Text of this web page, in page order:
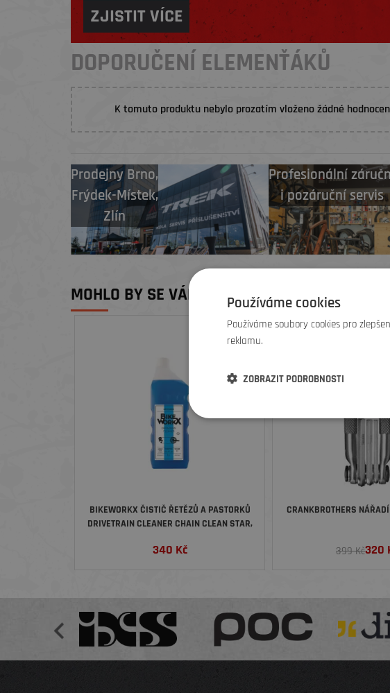
ZJISTIT VÍCE
DOPORUČENÍ ELEMENŤÁKŮ
K tomuto produktu nebylo prozatím vloženo žádné
ProdejnyBrno,
Frýdek-Místek,
Zlín
Profesionální
i pozáruční servis
MOHLO BY SE VÁM LÍBIT
BIKEWORKX ČISTIČ ŘETĚZŮ A PASTORKŮ
DRIVETRAIN CLEANER CHAIN CLEAN STAR,
340 Kč
CRANKBROTHERS
399 Kč320
Používáme cookies
Používáme soubory cookies pro
reklamu.
ZOBRAZIT PODROBNOSTI